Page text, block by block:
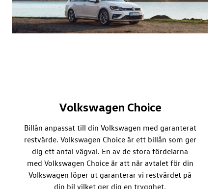
Volkswagen Choice
Billån anpassat till din Volkswagen med garanterat
restvärde. Volkswagen Choice är ett billån som ger
dig ett antal vägval. En av de stora fördelarna
med Volkswagen Choice är att när avtalet för din
Volkswagen löper ut garanterar vi restvärdet på
din bil vilket ger dig en trygghet.